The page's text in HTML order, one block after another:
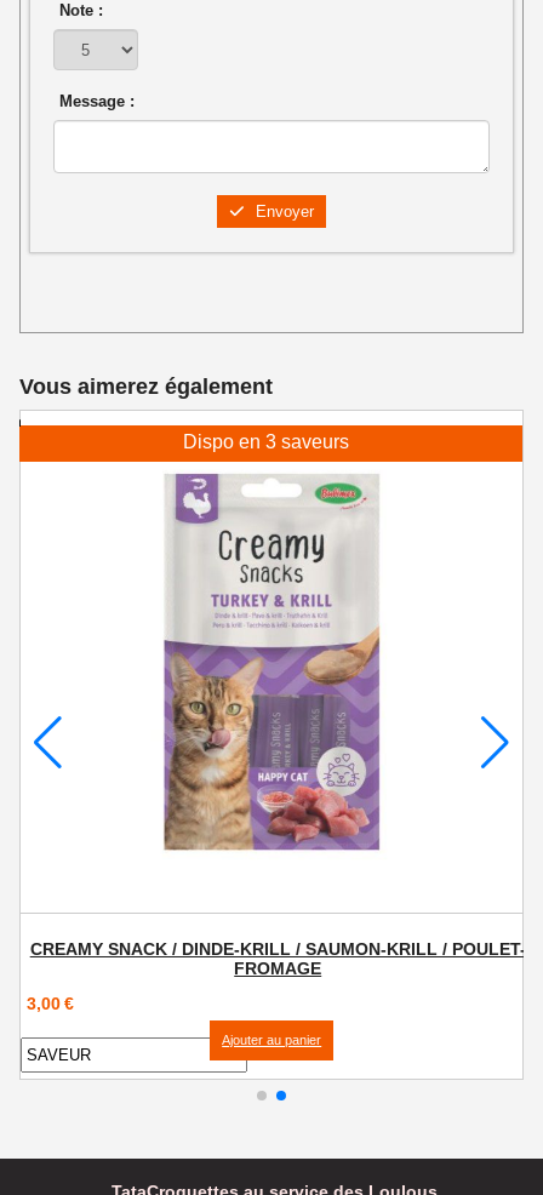
Note :
Message :
Envoyer
Vous aimerez également
CREAMY SNACK URINARY / POULET - CRANBERRY
3,00€
Ajouter au panier